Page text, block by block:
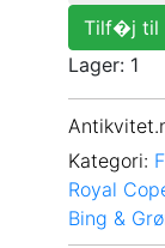
Tilf�j til
Lager: 1
Kategori:
Royal
Bing &